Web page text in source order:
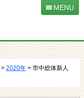
MENU
> 2020年 > 市中総体新人